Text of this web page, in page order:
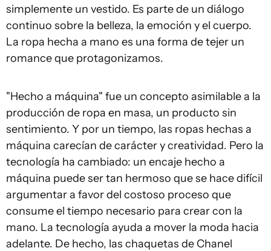
simplemente un vestido. Es parte de un diálogo
continuo sobre la belleza, la emoción y el cuerpo.
La ropa hecha a mano es una forma de tejer un
romance que protagonizamos.
"Hecho a máquina" fue un concepto asimilable a la
producción de ropa en masa, un producto sin
sentimiento. Y por un tiempo, las ropas hechas a
máquina carecían de carácter y creatividad. Pero la
tecnología ha cambiado: un encaje hecho a
máquina puede ser tan hermoso que se hace difícil
argumentar a favor del costoso proceso que
consume el tiempo necesario para crear con la
mano. La tecnología ayuda a mover la moda hacia
adelante. De hecho, las chaquetas de Chanel